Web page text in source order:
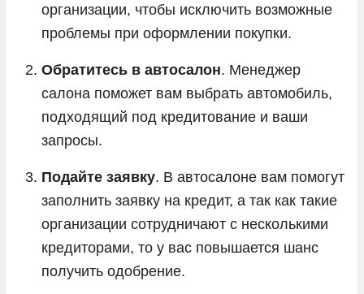
организации, чтобы исключить возможные
проблемы при оформлении покупки.
Обратитесь в автосалон. Менеджер
салона поможет вам выбрать автомобиль,
подходящий под кредитование и ваши
запросы.
Подайте заявку. В автосалоне вам помогут
заполнить заявку на кредит, а так как такие
организации сотрудничают с несколькими
кредиторами, то у вас повышается шанс
получить одобрение.